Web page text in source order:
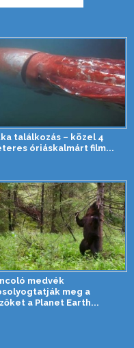
találkozás – közel 4
óriáskalmárt film...
medvék
meg a
a Planet Earth...